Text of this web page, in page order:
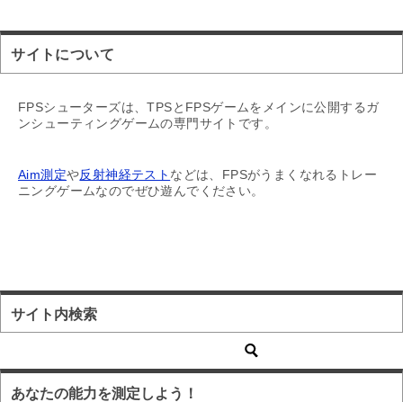
サイトについて
FPSシューターズは、TPSとFPSゲームをメインに公開するガ
ンシューティングゲームの専門サイトです。
Aim測定や反射神経テスト などは、FPSがうまくなれるトレー
ニングゲームなのでぜひ遊んでください。
サイト内検索
あなたの能力を測定しよう！